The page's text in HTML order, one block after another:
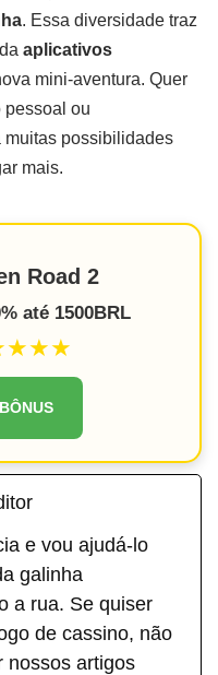
. Essa diversidade traz
aplicativos
mini-aventura. Quer
pessoal ou
muitas possibilidades
mais.
Road 2
até 1500BRL
e vou ajudá-lo
galinha
a rua. Se quiser
de cassino, não
nossos artigos